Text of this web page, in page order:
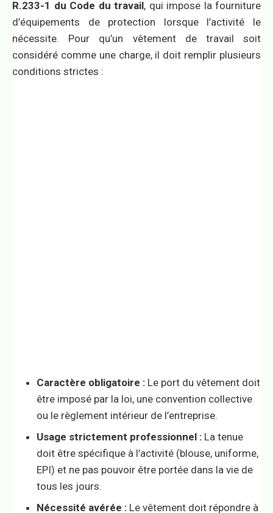
R.233-1 du Code du travail, qui impose la fourniture
d’équipements de protection lorsque l’activité le
nécessite. Pour qu’un vêtement de travail soit
considéré comme une charge, il doit remplir plusieurs
conditions strictes :
Caractère obligatoire : Le port du vêtement doit
être imposé par la loi, une convention collective
ou le règlement intérieur de l’entreprise.
Usage strictement professionnel : La tenue
doit être spécifique à l’activité (blouse, uniforme,
EPI) et ne pas pouvoir être portée dans la vie de
tous les jours.
Nécessité avérée : Le vêtement doit répondre à